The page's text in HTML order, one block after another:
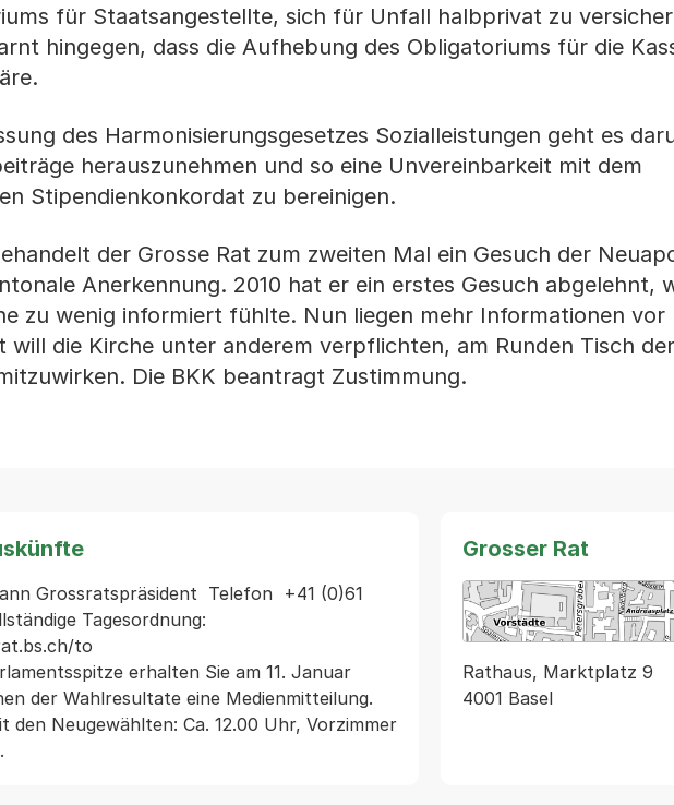
für Staatsangestellte, sich für Unfall halbprivat zu
hingegen, dass die Aufhebung des Obligatoriums für die
des Harmonisierungsgesetzes Sozialleistungen geht es
herauszunehmen und so eine Unvereinbarkeit mit dem
Stipendienkonkordat zu bereinigen.
der Grosse Rat zum zweiten Mal ein Gesuch der
Anerkennung. 2010 hat er ein erstes Gesuch abgelehnt,
zu wenig informiert fühlte. Nun liegen mehr Informationen vor
will die Kirche unter anderem verpflichten, am Runden Tisch
Die BKK beantragt Zustimmung.
Grossratspräsident  Telefon  +41 (0)61
Tagesordnung:
to
erhalten Sie am 11. Januar
der Wahlresultate eine Medienmitteilung.
den Neugewählten: Ca. 12.00 Uhr, Vorzimmer
Grosser Rat
Rathaus, Marktplatz 9
4001 Basel